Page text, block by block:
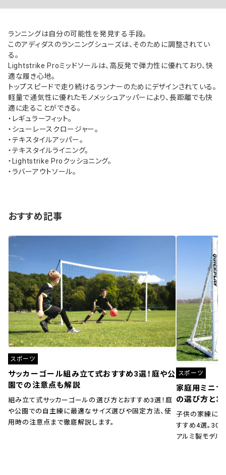
ランニングは自分の可能性を発見する手段。
このアディダスのランニングシューズは、そのために調整されてい
る。
Lightstrike Proミッドソールは、高反発で弾力性に優れており、快
適な履き心地。
トップスピードで走り続けるランナーのためにデザインされている。
軽量で通気性に優れたモノメッシュアッパーにより、長距離でも快
適に走ることができる。
・レギュラーフィット。
・シューレースクロージャー。
・テキスタイルアッパー。
・テキスタイルライニング。
・Lightstrike Proクッショニング。
・ラバーアウトソール。
おすすめ記事
スポーツ
サッカーゴール組み立て式おすすめ3選！庭や公
園での注意点も解説
組み立て式サッカーゴールの選び方とおすすめ3選！庭
や公園での自主練に最適なサイズ選びや固定方法、使
用時の注意点まで徹底解説します。
スポーツ
家庭用ミニサ
の選び方と
子供の家練に！
すすめ4選。30
アルミ製モデル